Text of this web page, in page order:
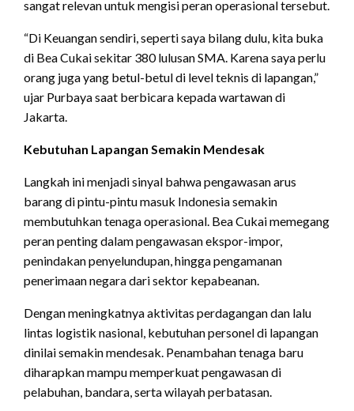
sangat relevan untuk mengisi peran operasional tersebut.
“Di Keuangan sendiri, seperti saya bilang dulu, kita buka
di Bea Cukai sekitar 380 lulusan SMA. Karena saya perlu
orang juga yang betul-betul di level teknis di lapangan,”
ujar Purbaya saat berbicara kepada wartawan di
Jakarta.
Kebutuhan Lapangan Semakin Mendesak
Langkah ini menjadi sinyal bahwa pengawasan arus
barang di pintu-pintu masuk Indonesia semakin
membutuhkan tenaga operasional. Bea Cukai memegang
peran penting dalam pengawasan ekspor-impor,
penindakan penyelundupan, hingga pengamanan
penerimaan negara dari sektor kepabeanan.
Dengan meningkatnya aktivitas perdagangan dan lalu
lintas logistik nasional, kebutuhan personel di lapangan
dinilai semakin mendesak. Penambahan tenaga baru
diharapkan mampu memperkuat pengawasan di
pelabuhan, bandara, serta wilayah perbatasan.